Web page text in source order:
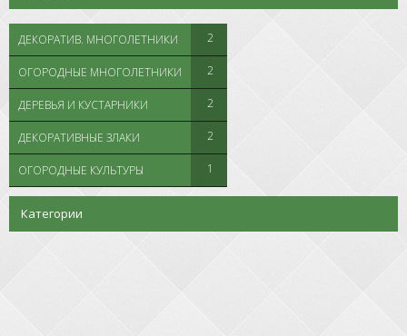
ДЕКОРАТИВ. МНОГОЛЕТНИКИ 2
ОГОРОДНЫЕ МНОГОЛЕТНИКИ 2
ДЕРЕВЬЯ И КУСТАРНИКИ 2
ДЕКОРАТИВНЫЕ ЗЛАКИ 2
ОГОРОДНЫЕ КУЛЬТУРЫ 1
Категории